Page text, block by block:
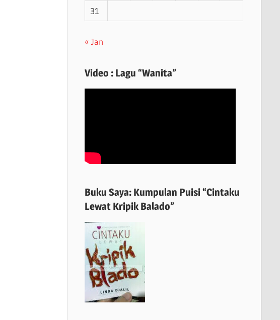
31
« Jan
Video : Lagu “Wanita”
Buku Saya: Kumpulan Puisi “Cintaku
Lewat Kripik Balado”